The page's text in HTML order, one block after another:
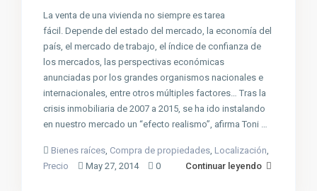
La venta de una vivienda no siempre es tarea
fácil. Depende del estado del mercado, la economía del
país, el mercado de trabajo, el índice de confianza de
los mercados, las perspectivas económicas
anunciadas por los grandes organismos nacionales e
internacionales, entre otros múltiples factores… Tras la
crisis inmobiliaria de 2007 a 2015, se ha ido instalando
en nuestro mercado un “efecto realismo”, afirma Toni …
Bienes raíces Compra de propiedades Localización
Precio
May 27, 2014 0 Continuar leyendo